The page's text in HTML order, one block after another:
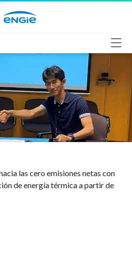
las cero emisiones netas con
de energía térmica a partir de